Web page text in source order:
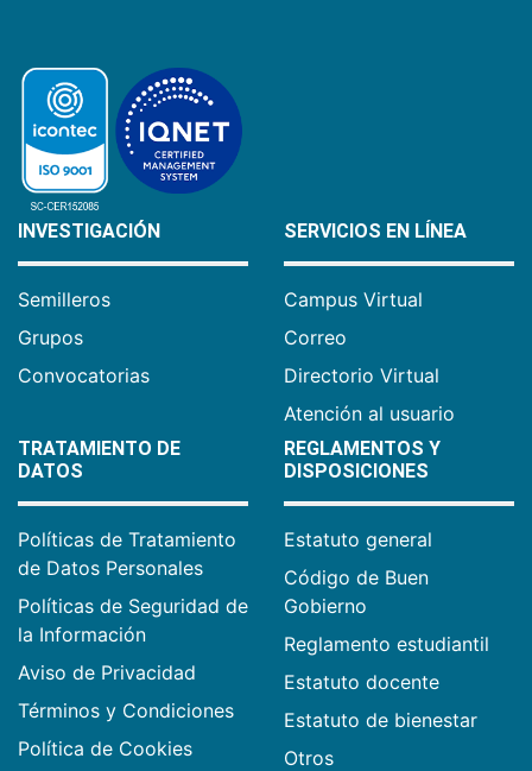
INVESTIGACIÓN
Semilleros
Grupos
Convocatorias
SERVICIOS EN LÍNEA
Campus Virtual
Correo
Directorio Virtual
Atención al usuario
TRATAMIENTO DE
DATOS
Políticas de Tratamiento
de Datos Personales
Políticas de Seguridad de
la Información
Aviso de Privacidad
Términos y Condiciones
Política de Cookies
REGLAMENTOS Y
DISPOSICIONES
Estatuto general
Código de Buen
Gobierno
Reglamento estudiantil
Estatuto docente
Estatuto de bienestar
Otros